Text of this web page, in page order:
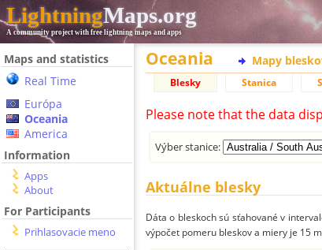
LightningMaps.org
A community project with free lightning maps and apps
Maps and statistics
Real Time
Európa
Oceania
America
Information
Apps
About
For Participants
Prihlasovacie meno
Oceania Mapy
Blesky Stanica
Please note that the data
Výber stanice:
Aktuálne blesky
Dáta o bleskoch sú sťahované v
výpočet pomeru bleskov a miery je 15